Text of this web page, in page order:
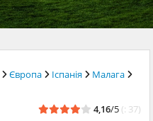
Європа Іспанія
Малага
4,16/5 (: 37)